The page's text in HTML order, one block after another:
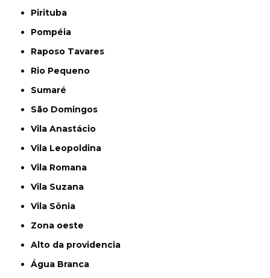
Pirituba
Pompéia
Raposo Tavares
Rio Pequeno
Sumaré
São Domingos
Vila Anastácio
Vila Leopoldina
Vila Romana
Vila Suzana
Vila Sônia
Zona oeste
alto da providencia
Água Branca